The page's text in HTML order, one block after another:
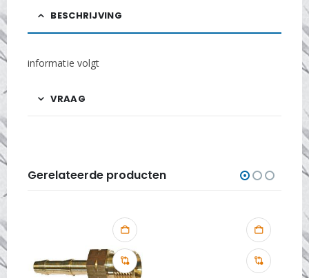
BESCHRIJVING
informatie volgt
VRAAG
Gerelateerde producten